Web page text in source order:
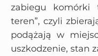
zabiegu komórki
teren”, czyli
podążają w
uszkodzenie, stan